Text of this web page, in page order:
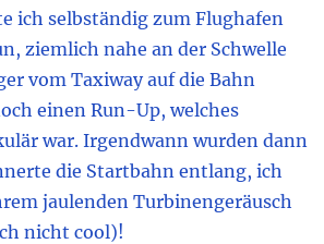
ich selbständig zum Flughafen
ziemlich nahe an der Schwelle
vom Taxiway auf die Bahn
einen Run-Up, welches
war. Irgendwann wurden dann
die Startbahn entlang, ich
jaulenden Turbinengeräusch
nicht cool)!